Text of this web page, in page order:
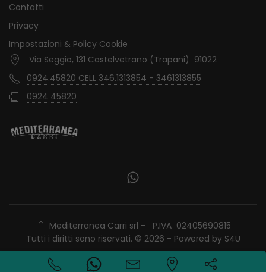
Contatti
Privacy
Impostazioni & Policy Cookie
Via Seggio, 131 Castelvetrano (Trapani) 91022
0924.45820 CELL 346.1313854 - 3461313855
0924 45820
Mediterranea Carri srl - P.IVA 02405690815
Tutti i diritti sono riservati. © 2026 - Powered by S4U